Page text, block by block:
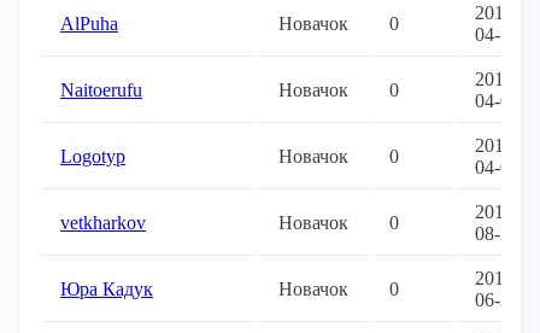
AlPuha Новачок 0
2019-
04-11
Naitoerufu Новачок 0
2019-
04-08
Logotyp Новачок 0
2019-
04-05
vetkharkov Новачок 0
2018-
08-23
Юра Кадук Новачок 0
2018-
06-29